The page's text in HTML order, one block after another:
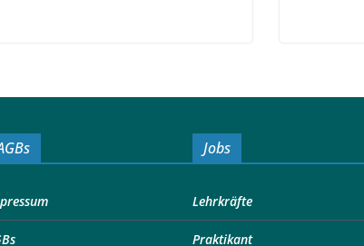
Jobs
Lehrkräfte
Praktikant